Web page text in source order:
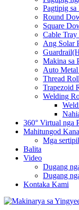
Pagtipig
Round
Square
Cable
Ang Solar
Makina sa
Auto
Thread
Trapezoid
Welding
360° Virtual nga
Mahitungod
Mga
Balita
Video
Dugang
Dugang
Kontaka Kami